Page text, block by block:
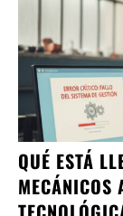
QUÉ ESTÁ
MECÁNICOS